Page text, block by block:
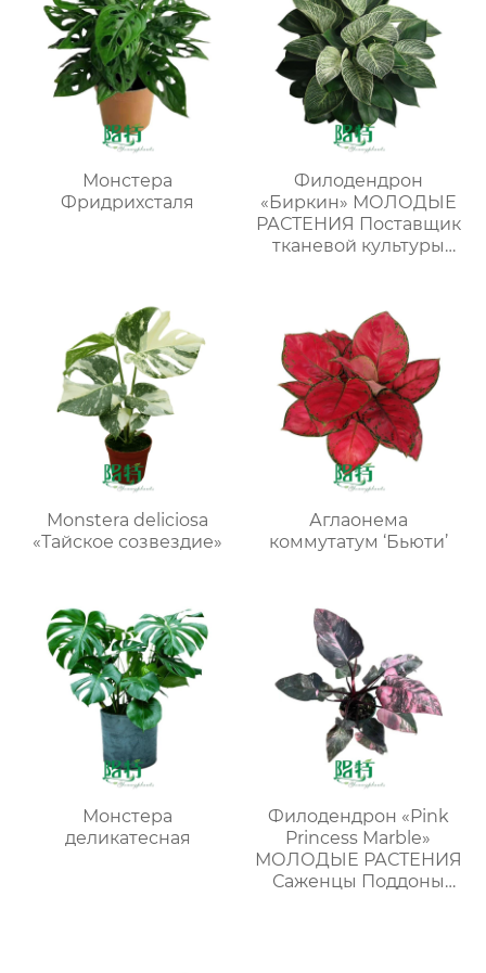
Монстера
Фридрихсталя
Филодендрон
«Биркин» МОЛОДЫЕ
РАСТЕНИЯ Поставщик
тканевой культуры
Monstera deliciosa
«Тайское созвездие»
Аглаонема
коммутатум ‘Бьюти’
Монстера
деликатесная
Филодендрон «Pink
Princess Marble»
МОЛОДЫЕ РАСТЕНИЯ
Саженцы Поддоны